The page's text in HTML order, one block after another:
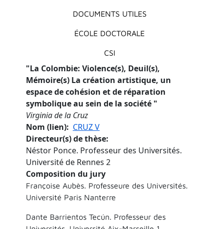
DOCUMENTS UTILES
ÉCOLE DOCTORALE
CSI
"La Colombie: Violence(s), Deuil(s),
Mémoire(s) La création artistique, un
espace de cohésion et de réparation
symbolique au sein de la société"
Virginia de la Cruz
Nom (lien)
CRUZ V
Directeur(s) de thèse
Néstor Ponce. Professeur des Universités.
Université de Rennes 2
Composition du jury
Françoise Aubès. Professeure des Universités.
Université Paris Nanterre
Dante Barrientos Tecún. Professeur des